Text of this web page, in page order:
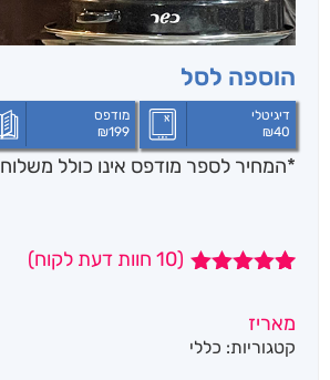
הוספה לסל
דיגיטלי
₪40
מודפס
₪199
*המחיר לספר מודפס אינו כולל משלוח
מבוסס על
דירוגים של
(
10 חוות דעת לקוח)
מאריז
קטגוריות: כללי